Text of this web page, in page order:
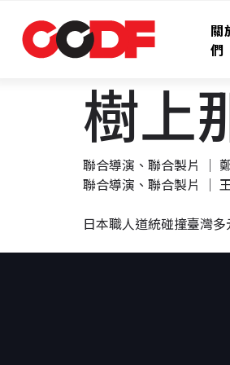
關
們
樹上
聯合導演、聯合製片 │
聯合導演、聯合製片 │
日本職人道統碰撞臺灣